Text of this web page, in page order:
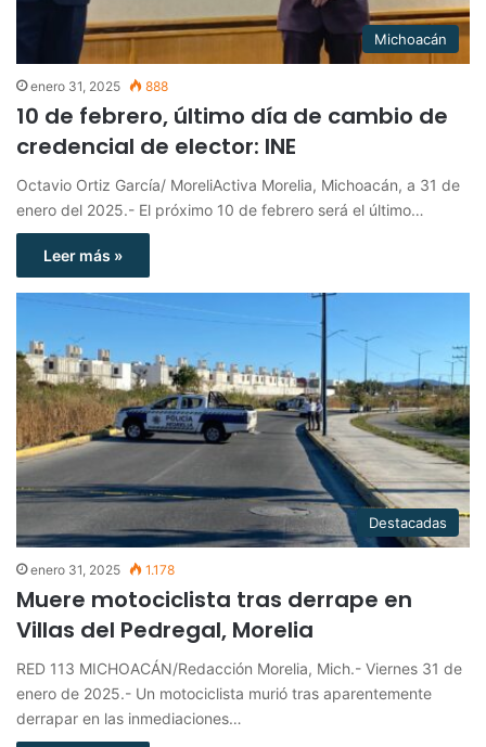
Michoacán
enero 31, 2025 888
10 de febrero, último día de cambio de
credencial de elector: INE
Octavio Ortiz García/ MoreliActiva Morelia, Michoacán, a 31 de
enero del 2025.- El próximo 10 de febrero será el último…
Leer más »
Destacadas
enero 31, 2025 1.178
Muere motociclista tras derrape en
Villas del Pedregal, Morelia
RED 113 MICHOACÁN/Redacción Morelia, Mich.- Viernes 31 de
enero de 2025.- Un motociclista murió tras aparentemente
derrapar en las inmediaciones…